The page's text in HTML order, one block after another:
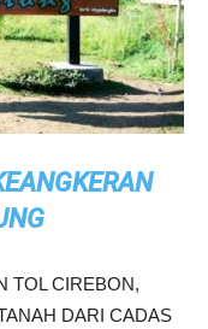
TOL CIREBON,
DARI CADAS